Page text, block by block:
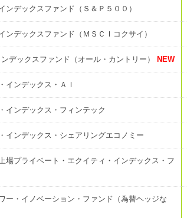
ンデックスファンド（Ｓ＆Ｐ５００）
ンデックスファンド（ＭＳＣＩコクサイ）
デックスファンド（オール・カントリー） NEW
インデックス・ＡＩ
インデックス・フィンテック
インデックス・シェアリングエコノミー
場プライベート・エクイティ・インデックス・フ
ー・イノベーション・ファンド（為替ヘッジな